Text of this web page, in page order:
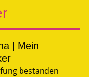
| Mein
bestanden